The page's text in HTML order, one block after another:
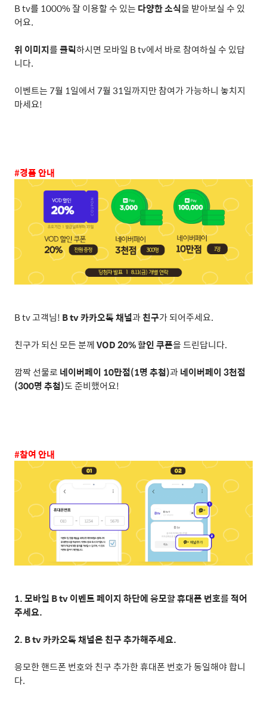
B tv를 1000%잘 이용할 수 있는 다양한 소식을 받아보실 수 있
어요.
위 이미지를클릭하시면 모바일 B tv에서 바로 참여하실 수 있답
니다.
이벤트는 7월 1일에서 7월 31일까지만 참여가 가능하니 놓치지
마세요!
#경품 안내
B tv고객님! B tv카카오톡 채널과친구가 되어주세요.
친구가 되신 모든 분께VOD 20%할인 쿠폰을 드린답니다.
깜짝 선물로 네이버페이 10만점(1명 추첨)과네이버페이 3천점
(300명 추첨)도 준비했어요!
#참여 안내
1.모바일 B tv이벤트 페이지 하단에 응모할 휴대폰 번호를 적어
주세요.
2. B tv카카오톡 채널은 친구 추가해주세요.
응모한 핸드폰 번호와 친구 추가한 휴대폰 번호가 동일해야 합니
다.